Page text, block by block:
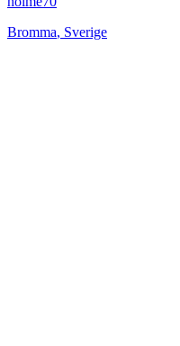
Bromma, Sverige